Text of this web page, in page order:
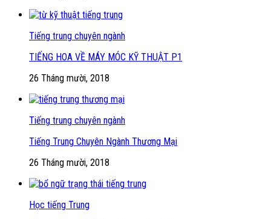
Tiếng trung chuyên ngành
TIẾNG HOA VỀ MÁY MÓC KỸ THUẬT P1
26 Tháng mười, 2018
Tiếng trung chuyên ngành
Tiếng Trung Chuyên Ngành Thương Mại
26 Tháng mười, 2018
Học tiếng Trung